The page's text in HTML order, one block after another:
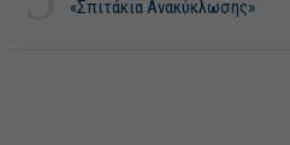
«Σπιτάκια Ανακύκλωσης»